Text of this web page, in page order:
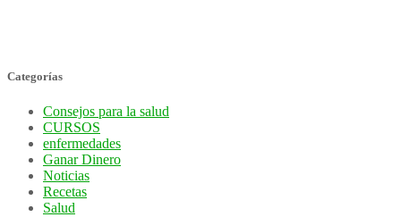
Categorías
Consejos para la salud
CURSOS
enfermedades
Ganar Dinero
Noticias
Recetas
Salud